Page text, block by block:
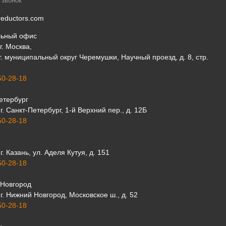
офис
Москва,
муниципальный округ Черемушки, Научный проезд, д. 8, стр.
28-18
Санкт-Петербург, 1-й Верхний пер., д. 12Б
28-18
Казань, ул. Аделя Кутуя, д. 151
28-18
Нижний Новгород, Московское ш., д. 52
28-18